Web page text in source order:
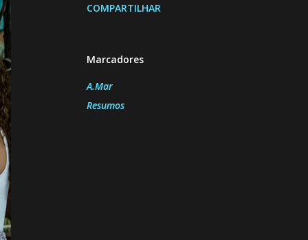
COMPARTILHAR
Marcadores
A.Mar
Resumos